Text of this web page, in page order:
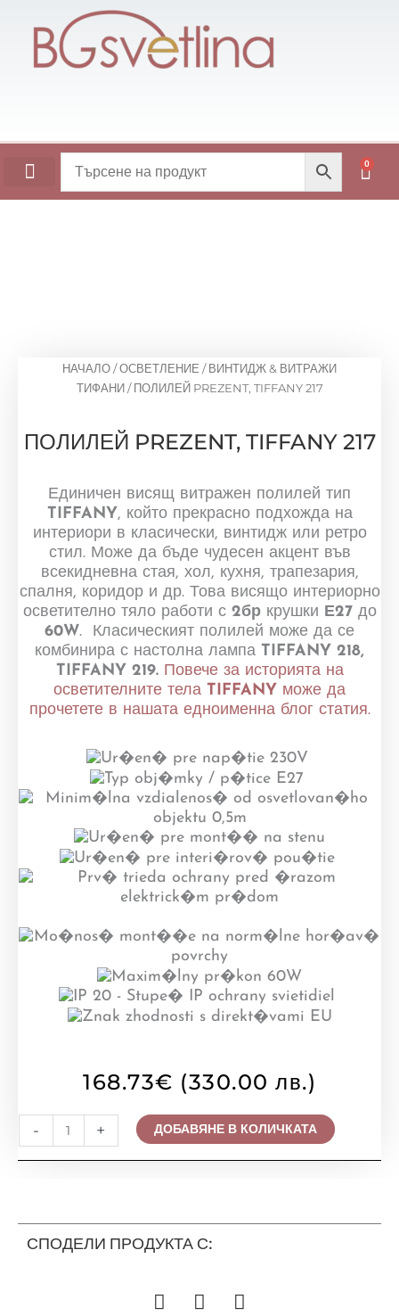
content
0
Cart
НАЧАЛО/ОСВЕТЛЕНИЕ /ВИНТИДЖ & ВИТРАЖИ
ТИФАНИ/ ПОЛИЛЕЙ PREZENT, TIFFANY 217
ПОЛИЛЕЙ PREZENT, TIFFANY 217
Единичен висящ витражен полилей тип
TIFFANY, който прекрасно подхожда на
интериори в класически, винтидж или ретро
стил. Може да бъде чудесен акцент във
всекидневна стая, хол, кухня, трапезария,
спалня, коридор и др. Това висящо интериорно
осветително тяло работи с 2бркрушки Е27до
60W. Класическият полилей може да се
комбинира с настолна лампа TIFFANY 218,
TIFFANY 219. Повече за историята на
осветителните тела TIFFANY може да
прочетете в нашата едноименна блог статия.
168.73€ (330.00 лв.)
-
количество
за
ПОЛИЛЕЙ
217
+ ДОБАВЯНЕ В КОЛИЧКАТА
СПОДЕЛИ ПРОДУКТА С: